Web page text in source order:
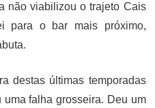
não viabilizou o trajeto Cais
para o bar mais próximo,
destas últimas temporadas
falha grosseira. Deu um